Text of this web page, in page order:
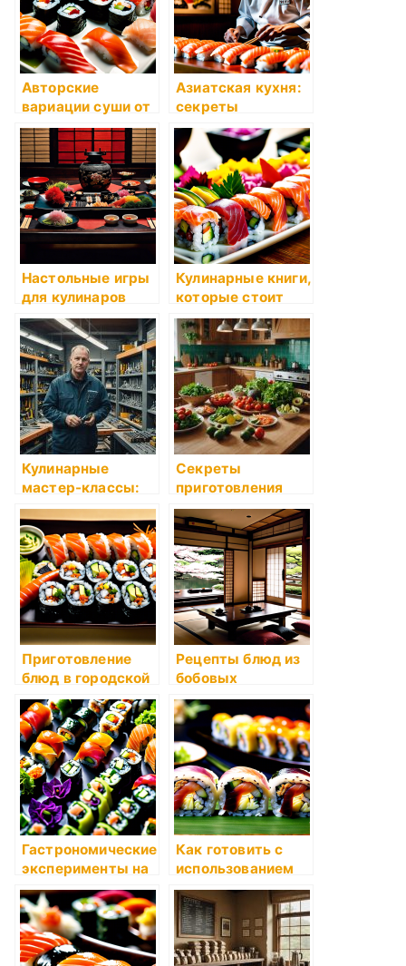
Авторские
вариации суши от
известных шеф-
поваров
Азиатская кухня:
секреты
приготовления
Настольные игры
для кулинаров
Кулинарные книги,
которые стоит
прочитать
Кулинарные
мастер-классы:
стоит ли идти
Секреты
приготовления
идеального
бульона
Приготовление
блюд в городской
квартире
Рецепты блюд из
бобовых
Гастрономические
эксперименты на
кухне
Как готовить с
использованием
мультиварки